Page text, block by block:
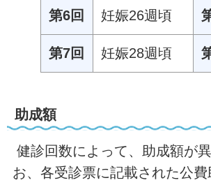
第6回 妊娠26週頃
第7回 妊娠28週頃
助成額
健診回数によって、助成額が
お、各受診票に記載された公費